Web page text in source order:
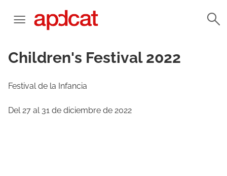
Children's Festival 2022
Festival de la Infancia
Del 27 al 31 de diciembre de 2022